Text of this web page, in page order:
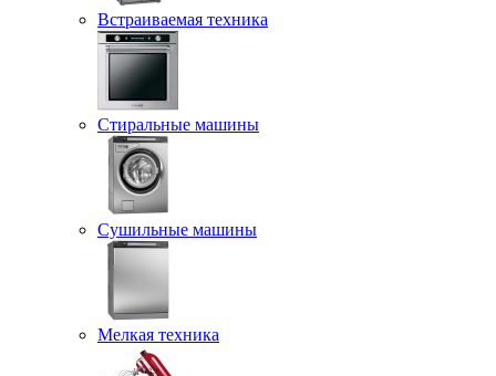
Встраиваемая техника
Стиральные машины
Сушильные машины
Мелкая техника